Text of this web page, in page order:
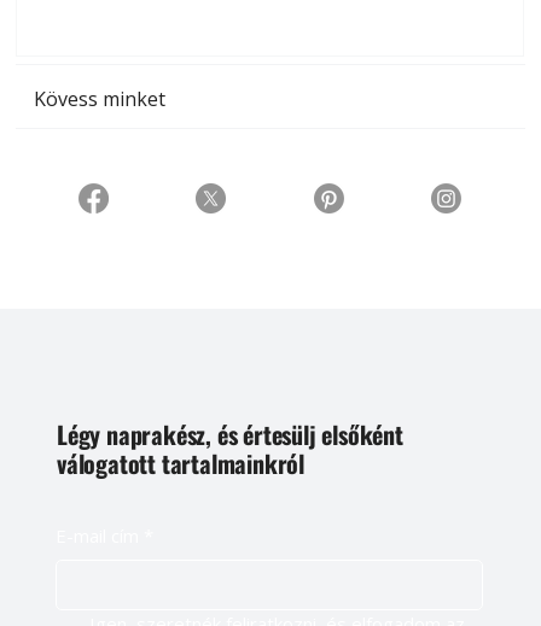
Kövess minket
Légy naprakész, és értesülj elsőként
válogatott tartalmainkról